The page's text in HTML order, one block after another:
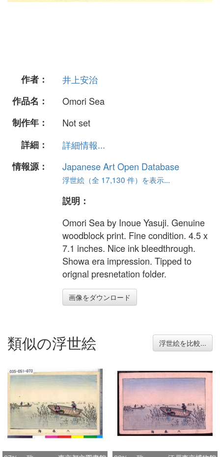
作者：
井上安治
作品名：
Omori Sea
制作年：
Not set
詳細：
詳細情報...
情報源：
Japanese Art Open Database
浮世絵（全 17,130 件）を表示...
説明：
Omori Sea by Inoue Yasuji. Genuine
woodblock print. Fine condition. 4.5 x
7.1 inches. Nice ink bleedthrough.
Showa era impression. Tipped to
orignal presnetation folder.
画像をダウンロード
類似の浮世絵 浮世絵を比較...